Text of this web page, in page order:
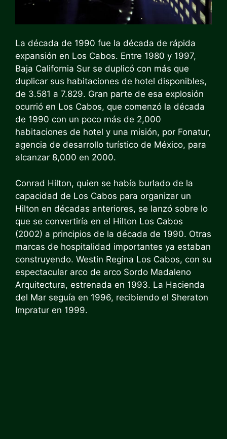
La década de 1990 fue la década de rápida
expansión en Los Cabos. Entre 1980 y 1997,
Baja California Sur se duplicó con más que
duplicar sus habitaciones de hotel disponibles,
de 3.581 a 7.829. Gran parte de esa explosión
ocurrió en Los Cabos, que comenzó la década
de 1990 con un poco más de 2,000
habitaciones de hotel y una misión, por Fonatur,
agencia de desarrollo turístico de México, para
alcanzar 8,000 en 2000.
Conrad Hilton, quien se había burlado de la
capacidad de Los Cabos para organizar un
Hilton en décadas anteriores, se lanzó sobre lo
que se convertiría en el Hilton Los Cabos
(2002) a principios de la década de 1990. Otras
marcas de hospitalidad importantes ya estaban
construyendo. Westin Regina Los Cabos, con su
espectacular arco de arco Sordo Madaleno
Arquitectura, estrenada en 1993. La Hacienda
del Mar seguía en 1996, recibiendo el Sheraton
Impratur en 1999.